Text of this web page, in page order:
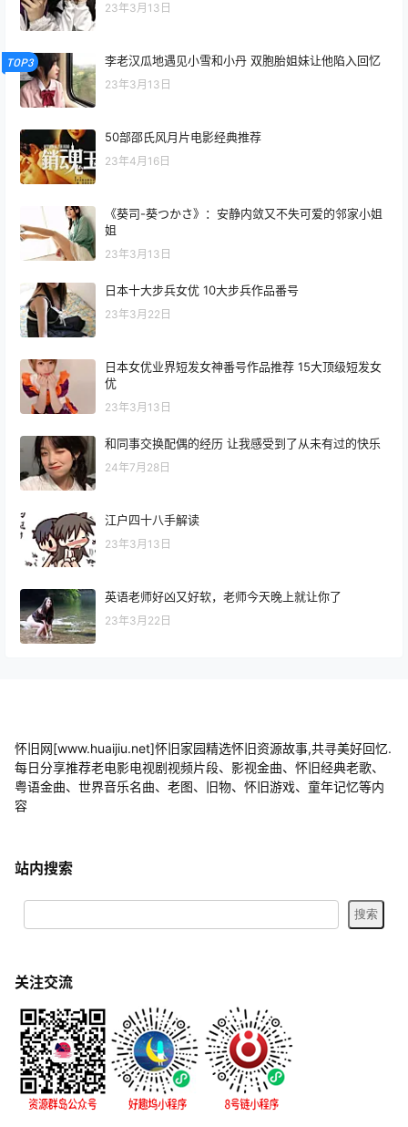
23年3月13日
TOP3 李老汉瓜地遇见小雪和小丹 双胞胎姐妹让他陷入回忆
23年3月13日
50部邵氏风月片电影经典推荐
23年4月16日
《葵司-葵つかさ》：安静内敛又不失可爱的邻家小姐
姐
23年3月13日
日本十大步兵女优 10大步兵作品番号
23年3月22日
日本女优业界短发女神番号作品推荐 15大顶级短发女
优
23年3月13日
和同事交换配偶的经历 让我感受到了从未有过的快乐
24年7月28日
江户四十八手解读
23年3月13日
英语老师好凶又好软，老师今天晚上就让你了
23年3月22日
怀旧网[www.huaijiu.net]怀旧家园精选怀旧资源故事,共寻美好回忆.
每日分享推荐老电影电视剧视频片段、影视金曲、怀旧经典老歌、
粤语金曲、世界音乐名曲、老图、旧物、怀旧游戏、童年记忆等内
容
站内搜索
关注交流